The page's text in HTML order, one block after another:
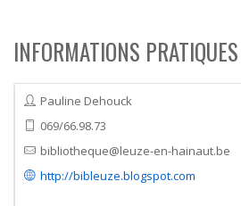
INFORMATIONS PRATIQUES
Pauline Dehouck
069/66.98.73
bibliotheque@leuze-en-hainaut.be
http://bibleuze.blogspot.com